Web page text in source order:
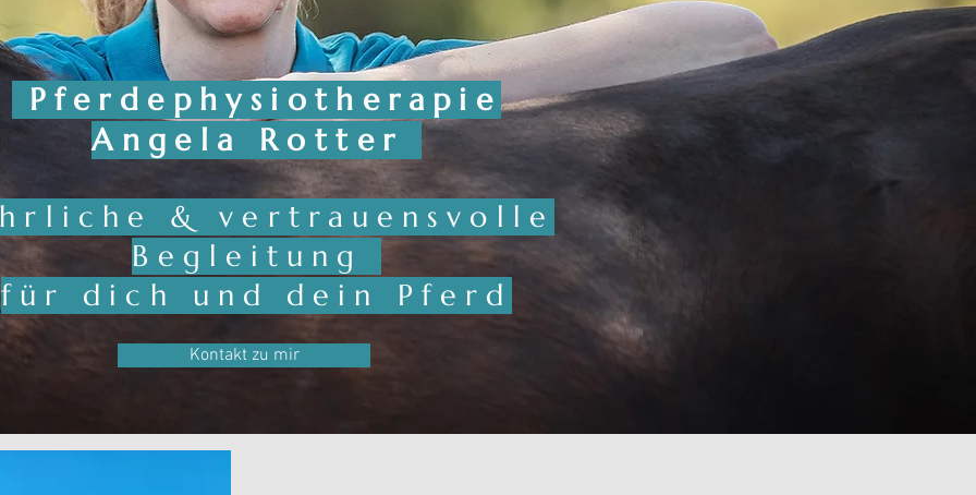
Pferdephysiotherapie
Angela Rotter
& vertrauensvolle
Begleitung
für dich und dein Pferd
Kontakt zu mir